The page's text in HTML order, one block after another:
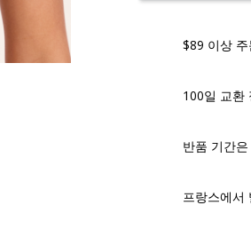
$89 이상
100일 교환
반품 기간
프랑스에서